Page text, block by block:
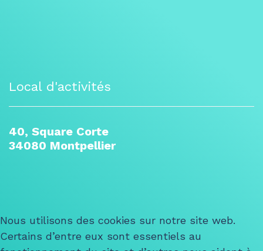
Local d'activités
40, Square Corte
34080 Montpellier
Nous utilisons des cookies sur notre site web.
Certains d’entre eux sont essentiels au